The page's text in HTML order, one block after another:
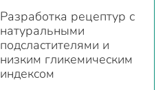
Разработка рецептур с
натуральными
подсластителями и
низким гликемическим
индексом